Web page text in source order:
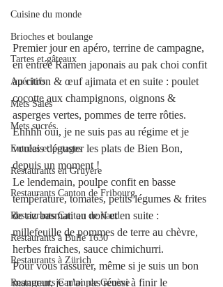
Cuisine du monde
Brioches et boulange
Tartes et gâteaux
Apéritifs
Mets Salés
Mets sucrés
Entrées et potages
Restaurants en Gruyère
Restaurants Canton de Fribourg
Restaurants Canton de Vaud
Restaurants à Bulle 1630
Restaurants à Zürich
Restaurants Canton de Genève
Premier jour en apéro, terrine de campagne,
en entrée Ramen japonais au pak choi confit
au citron & œuf ajimata et en suite : poulet
cocotte aux champignons, oignons &
asperges vertes, pommes de terre rôties.
Ehhhh oui, je ne suis pas au régime et je
voulais déguster les plats de Bien Bon,
depuis un moment !
Le lendemain, poulpe confit en basse
température, tomates, petits légumes & frites
de riz basmati au nori et en suite :
millefeuille de pommes de terre au chèvre,
herbes fraiches, sauce chimichurri.
Pour vous rassurer, même si je suis un bon
mangeur, je n’ai pas réussi à finir le